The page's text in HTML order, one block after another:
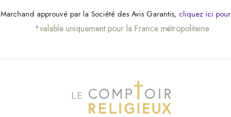
Marchand approuvé par la Société des Avis Garantis, cliquez ici
*valable uniquement pour la France métropolitaine